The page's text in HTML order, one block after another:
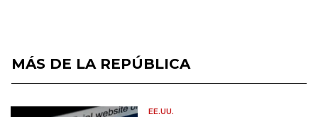
MÁS DE LA REPÚBLICA
EE.UU.